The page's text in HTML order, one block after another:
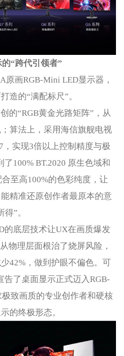
的“跨代引领者”
原画RGB-Mini LED显示器，
造的“满配标尺”。
的“RGB黄金光路矩阵”，从
算法上，采用海信旗舰电视
，实现3倍以上控制精度与极
100% BT.2020 原生色域和
至高100%的色彩纯度，让
精准还原创作者最原本的意
”。
的底层技术让UX在画质爆发
物理层面根治了烧屏风险，
42%，做到护眼不偏色。可
告了桌面显示正式迈入RGB-
致画质的专业创作者和硬核
的终极形态。